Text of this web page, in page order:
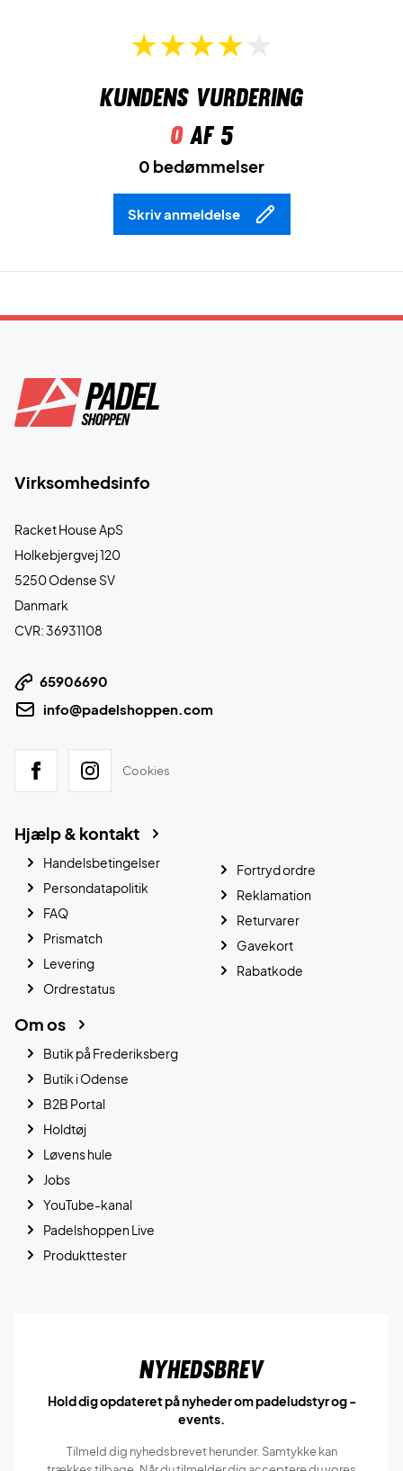
Kundens vurdering
0af 5
0 bedømmelser
Skriv anmeldelse
Virksomhedsinfo
Racket House ApS
Holkebjergvej 120
5250 Odense SV
Danmark
CVR: 36931108
65906690
info@padelshoppen.com
Cookies
Hjælp & kontakt
Handelsbetingelser
Persondatapolitik
FAQ
Prismatch
Levering
Ordrestatus
Fortryd ordre
Reklamation
Returvarer
Gavekort
Rabatkode
Om os
Butik på Frederiksberg
Butik i Odense
B2B Portal
Holdtøj
Løvens hule
Jobs
YouTube-kanal
Padelshoppen Live
Produkttester
Nyhedsbrev
Hold dig opdateret på nyheder om padeludstyr og -
events.
Tilmeld dig nyhedsbrevet herunder. Samtykke kan